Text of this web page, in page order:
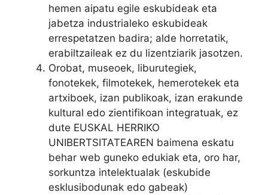
hemen aipatu egile eskubideak eta
jabetza industrialeko eskubideak
errespetatzen badira; alde horretatik,
erabiltzaileak ez du lizentziarik jasotzen.
Orobat, museoek, liburutegiek,
fonotekek, filmotekek, hemerotekek eta
artxiboek, izan publikoak, izan erakunde
kultural edo zientifikoan integratuak, ez
dute EUSKAL HERRIKO
UNIBERTSITATEAREN baimena eskatu
behar web guneko edukiak eta, oro har,
sorkuntza intelektualak (eskubide
esklusibodunak edo gabeak)